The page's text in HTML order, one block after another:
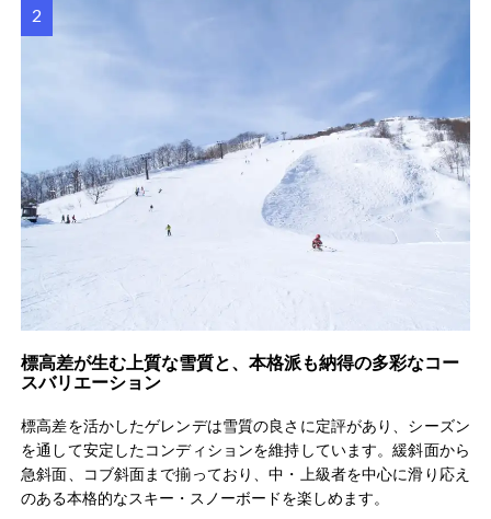
標高差が生む上質な雪質と、本格派も納得の多彩なコー
スバリエーション
標高差を活かしたゲレンデは雪質の良さに定評があり、シーズン
を通して安定したコンディションを維持しています。緩斜面から
急斜面、コブ斜面まで揃っており、中・上級者を中心に滑り応え
のある本格的なスキー・スノーボードを楽しめます。